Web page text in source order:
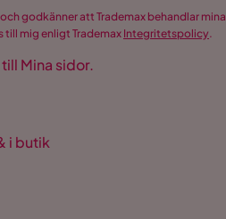
godkänner att Trademax behandlar mina
mig enligt Trademax Integritetspolicy.
Mina sidor.
i butik